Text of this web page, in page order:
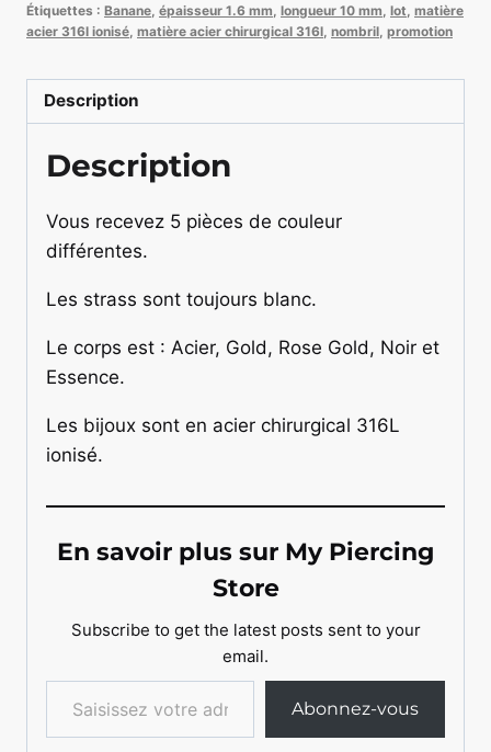
5
Nombril
double
Étiquettes : Banane épaisseur 1.6 mm longueur 10 mm lot matière
acier 316l ionisé matière acier chirurgical 316l nombril promotion
Description
Description
Vous recevez 5 pièces de couleur
différentes.
Les strass sont toujours blanc.
Le corps est : Acier, Gold, Rose Gold, Noir et
Essence.
Les bijoux sont en acier chirurgical 316L
ionisé.
En savoir plus sur My Piercing
Store
Subscribe to get the latest posts sent to your
email.
Saisissez votre adresse e-mail…
Abonnez-vous